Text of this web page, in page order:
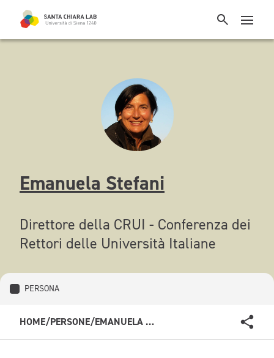
Emanuela Stefani
Direttore della CRUI - Conferenza dei
Rettori delle Università Italiane
PERSONA
HOME/PERSONE/ EMANUELA STEFANI